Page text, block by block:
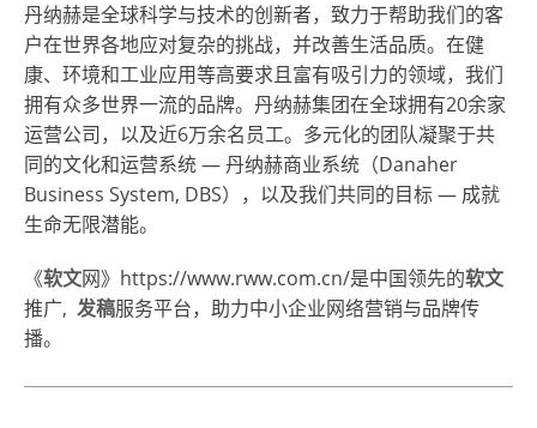
丹纳赫是全球科学与技术的创新者，致力于帮助我们的客
户在世界各地应对复杂的挑战，并改善生活品质。在健
康、环境和工业应用等高要求且富有吸引力的领域，我们
拥有众多世界一流的品牌。丹纳赫集团在全球拥有20余家
运营公司，以及近6万余名员工。多元化的团队凝聚于共
同的文化和运营系统 — 丹纳赫商业系统（Danaher
Business System, DBS），以及我们共同的目标 — 成就
生命无限潜能。
《软文网》https://www.rww.com.cn/是中国领先的软文
推广, 发稿服务平台，助力中小企业网络营销与品牌传
播。